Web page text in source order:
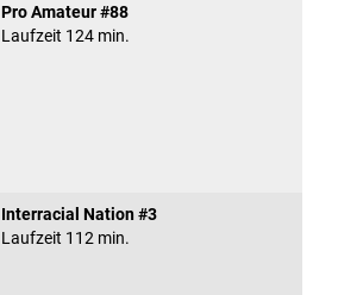
Pro Amateur #88
Laufzeit 124 min.
Interracial Nation #3
Laufzeit 112 min.